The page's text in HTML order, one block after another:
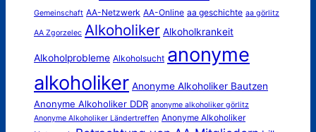
Gemeinschaft AA-Netzwerk AA-Online aa geschichte aa görlitz
AA Zgorzelec Alkoholiker Alkoholkrankeit
Alkoholprobleme Alkoholsucht anonyme
alkoholiker Anonyme Alkoholiker Bautzen
Anonyme Alkoholiker DDR anonyme alkoholiker görlitz
Anonyme Alkoholiker Ländertreffen Anonyme Alkoholiker